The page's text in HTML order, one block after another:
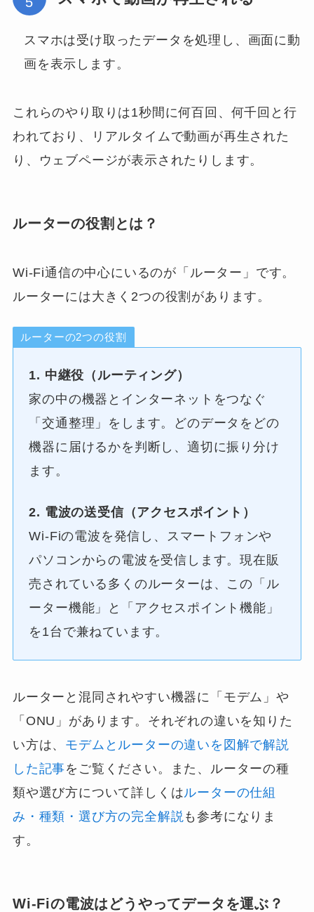
スマホは受け取ったデータを処理し、画面に動
画を表示します。
これらのやり取りは1秒間に何百回、何千回と行
われており、リアルタイムで動画が再生された
り、ウェブページが表示されたりします。
ルーターの役割とは？
Wi-Fi通信の中心にいるのが「ルーター」です。
ルーターには大きく2つの役割があります。
ルーターの2つの役割
1. 中継役（ルーティング）
家の中の機器とインターネットをつなぐ
「交通整理」をします。どのデータをどの
機器に届けるかを判断し、適切に振り分け
ます。
2. 電波の送受信（アクセスポイント）
Wi-Fiの電波を発信し、スマートフォンや
パソコンからの電波を受信します。現在販
売されている多くのルーターは、この「ル
ーター機能」と「アクセスポイント機能」
を1台で兼ねています。
ルーターと混同されやすい機器に「モデム」や
「ONU」があります。それぞれの違いを知りた
い方は、 モデムとルーターの違いを図解で解説
した記事をご覧ください。また、ルーターの種
類や選び方について詳しくはルーターの仕組
み・種類・選び方の完全解説も参考になりま
す。
Wi-Fiの電波はどうやってデータを運ぶ？